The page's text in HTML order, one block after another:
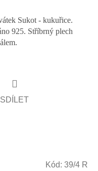
Sukot - kukuřice.
925. Stříbrný plech
SDÍLET
Kód: 39/4 R